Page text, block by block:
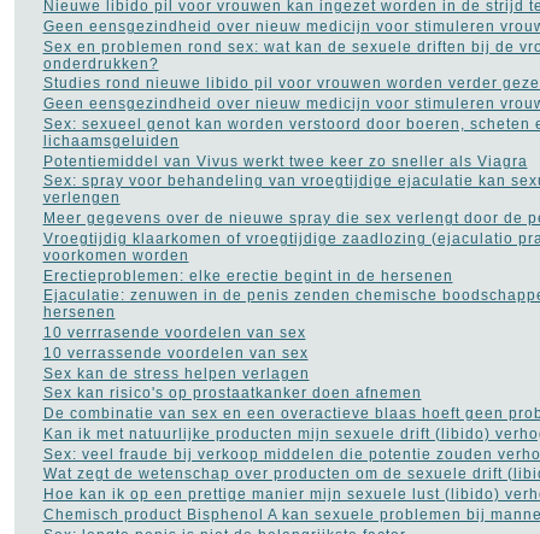
Hernia(12)
Herpes(2)
Histoplasmose(1)
HIV AIDS(16)
Hooikoorts(2)
HSP(1)
Hyperhidrosis - zweten
(18)
Hyperventilatie(15)
Jicht(6)
Jogging(41)
Kanker(113)
kataract(5)
Kinderziekten(17)
Koorts(12)
Leukemie(9)
LMD Leeftijdsgebonden
maculadegeneratie(2)
Longkanker(27)
Longontsteking(8)
Lyme(8)
Manisch-depressiviteit(11)
Masturbatie(6)
Migraine(24)
MS - Multiple Sclerose
(34)
Muishand(4)
Nieuwe libido pil voor vrouwen kan ingezet worden in de strijd
Geen eensgezindheid over nieuw medicijn voor stimuleren
Sex en problemen rond sex: wat kan de sexuele driften bij de
onderdrukken?
Studies rond nieuwe libido pil voor vrouwen worden verder
Geen eensgezindheid over nieuw medicijn voor stimuleren
Sex: sexueel genot kan worden verstoord door boeren, scheten
lichaamsgeluiden
Potentiemiddel van Vivus werkt twee keer zo sneller als Viagra
Sex: spray voor behandeling van vroegtijdige ejaculatie kan
verlengen
Meer gegevens over de nieuwe spray die sex verlengt door de
Vroegtijdig klaarkomen of vroegtijdige zaadlozing (ejaculatio
voorkomen worden
Erectieproblemen: elke erectie begint in de hersenen
Ejaculatie: zenuwen in de penis zenden chemische
hersenen
10 verrrasende voordelen van sex
10 verrassende voordelen van sex
Sex kan de stress helpen verlagen
Sex kan risico's op prostaatkanker doen afnemen
De combinatie van sex en een overactieve blaas hoeft geen
Kan ik met natuurlijke producten mijn sexuele drift (libido)
Sex: veel fraude bij verkoop middelen die potentie zouden
Wat zegt de wetenschap over producten om de sexuele drift
Hoe kan ik op een prettige manier mijn sexuele lust (libido)
Chemisch product Bisphenol A kan sexuele problemen bij